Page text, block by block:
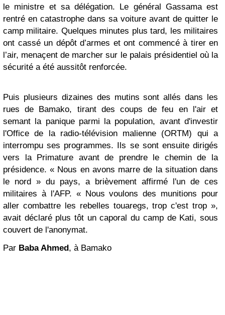
le ministre et sa délégation. Le général Gassama est
rentré en catastrophe dans sa voiture avant de quitter le
camp militaire. Quelques minutes plus tard, les militaires
ont cassé un dépôt d’armes et ont commencé à tirer en
l’air, menaçent de marcher sur le palais présidentiel où la
sécurité a été aussitôt renforcée.
Puis plusieurs dizaines des mutins sont allés dans les
rues de Bamako, tirant des coups de feu en l'air et
semant la panique parmi la population, avant d'investir
l'Office de la radio-télévision malienne (ORTM) qui a
interrompu ses programmes. Ils se sont ensuite dirigés
vers la Primature avant de prendre le chemin de la
présidence. « Nous en avons marre de la situation dans
le nord » du pays, a brièvement affirmé l'un de ces
militaires à l'AFP. « Nous voulons des munitions pour
aller combattre les rebelles touaregs, trop c'est trop »,
avait déclaré plus tôt un caporal du camp de Kati, sous
couvert de l'anonymat.
Par Baba Ahmed, à Bamako